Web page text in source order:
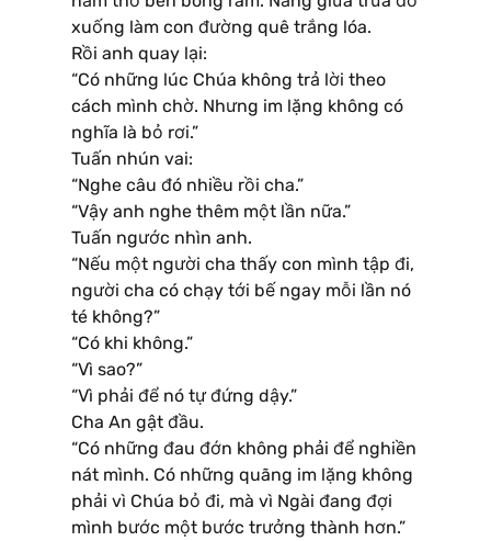
xuống làm con đường quê trắng lóa.
Rồi anh quay lại:
“Có những lúc Chúa không trả lời theo
cách mình chờ. Nhưng im lặng không có
nghĩa là bỏ rơi.”
Tuấn nhún vai:
“Nghe câu đó nhiều rồi cha.”
“Vậy anh nghe thêm một lần nữa.”
Tuấn ngước nhìn anh.
“Nếu một người cha thấy con mình tập đi,
người cha có chạy tới bế ngay mỗi lần nó
té không?”
“Có khi không.”
“Vì sao?”
“Vì phải để nó tự đứng dậy.”
Cha An gật đầu.
“Có những đau đớn không phải để nghiền
nát mình. Có những quãng im lặng không
phải vì Chúa bỏ đi, mà vì Ngài đang đợi
mình bước một bước trưởng thành hơn.”